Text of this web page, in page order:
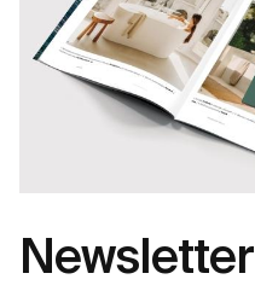
Newsletter